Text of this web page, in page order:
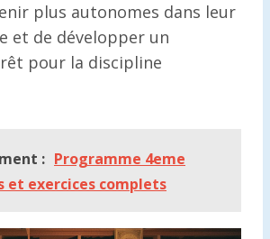
plus autonomes dans leur
et de développer un
pour la discipline
: Programme 4eme
et exercices complets